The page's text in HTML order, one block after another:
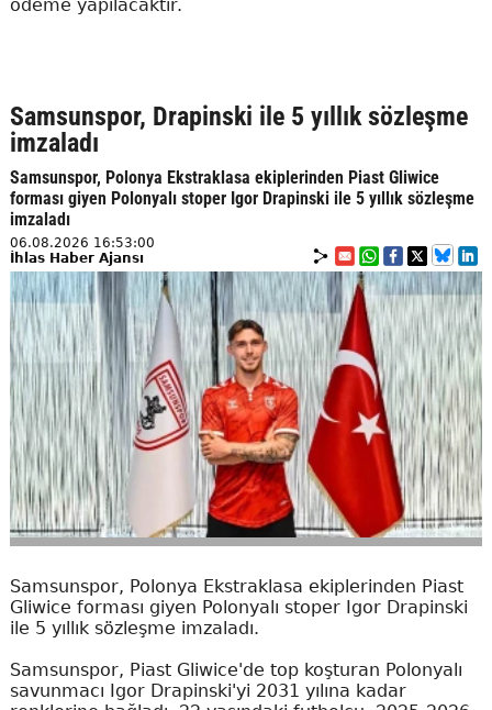
ödeme yapılacaktır.
Samsunspor, Drapinski ile 5 yıllık sözleşme
imzaladı
Samsunspor, Polonya Ekstraklasa ekiplerinden Piast Gliwice
forması giyen Polonyalı stoper Igor Drapinski ile 5 yıllık sözleşme
imzaladı
06.08.2026 16:53:00
İhlas Haber Ajansı
Samsunspor, Polonya Ekstraklasa ekiplerinden Piast
Gliwice forması giyen Polonyalı stoper Igor Drapinski
ile 5 yıllık sözleşme imzaladı.
Samsunspor, Piast Gliwice'de top koşturan Polonyalı
savunmacı Igor Drapinski'yi 2031 yılına kadar